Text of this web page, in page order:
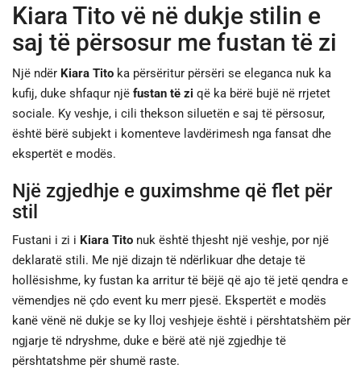
SHENDETI
Kiara Tito vë në dukje stilin e
saj të përsosur me fustan të zi
Një ndër Kiara Tito ka përsëritur përsëri se eleganca nuk ka
kufij, duke shfaqur një fustan të zi që ka bërë bujë në rrjetet
sociale. Ky veshje, i cili thekson siluetën e saj të përsosur,
është bërë subjekt i komenteve lavdërimesh nga fansat dhe
ekspertët e modës.
Një zgjedhje e guximshme që flet për
stil
Fustani i zi i Kiara Tito nuk është thjesht një veshje, por një
deklaratë stili. Me një dizajn të ndërlikuar dhe detaje të
hollësishme, ky fustan ka arritur të bëjë që ajo të jetë qendra e
vëmendjes në çdo event ku merr pjesë. Ekspertët e modës
kanë vënë në dukje se ky lloj veshjeje është i përshtatshëm për
ngjarje të ndryshme, duke e bërë atë një zgjedhje të
përshtatshme për shumë raste.